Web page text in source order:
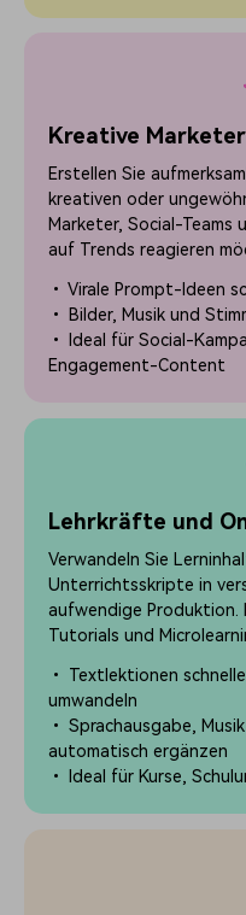
Kreative
Erstellen Sie
kreativen oder
Marketer, Social-Teams
auf Trends reagieren
• Virale Prompt-Ideen
• Bilder, Musik und
• Ideal für Social-
Engagement-Content
Lehrkräfte und
Verwandeln Sie
Unterrichtsskripte in
aufwendige Produktion.
Tutorials und
• Textlektionen
umwandeln
• Sprachausgabe,
automatisch ergänzen
• Ideal für Kurse,